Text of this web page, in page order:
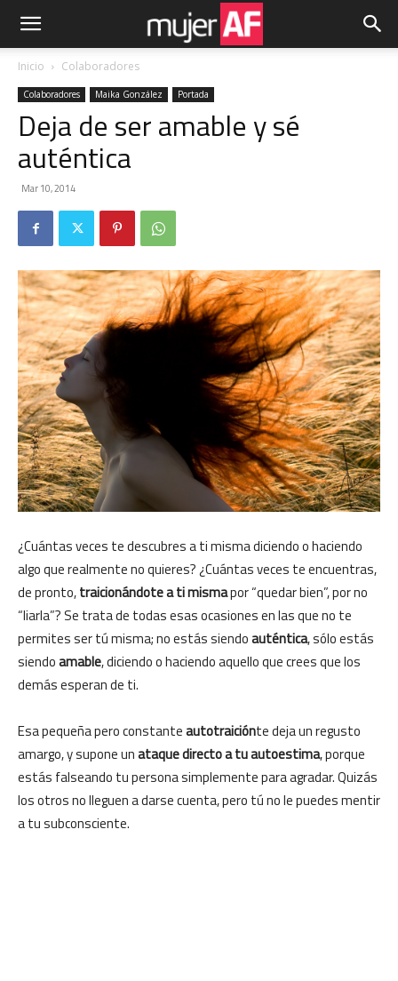
Inicio Colaboradores
Colaboradores Maika González Portada
Deja de ser amable y sé
auténtica
Mar 10, 2014
¿Cuántas veces te descubres a ti misma diciendo o haciendo
algo que realmente no quieres? ¿Cuántas veces te encuentras,
de pronto,traicionándote a ti mismapor “quedar bien”, por no
“liarla”? Se trata de todas esas ocasiones en las que no te
permites ser tú misma; no estás siendoauténtica, sólo estás
siendoamable, diciendo o haciendo aquello que crees que los
demás esperan de ti.
Esa pequeña pero constanteautotraiciónte deja un regusto
amargo, y supone unataque directo a tu autoestima, porque
estás falseando tu persona simplemente para agradar. Quizás
los otros no lleguen a darse cuenta, pero tú no le puedes mentir
a tu subconsciente.